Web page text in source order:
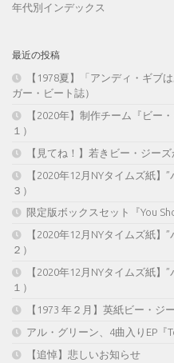
年代別インデックス
最近の投稿
【1978夏】「アンディ・ギブ
ガー・ビート誌）
【2020年】制作チーム『ビー
１）
【見てね！】若きビー・ジー
【2020年12月NYタイムズ紙】
３）
限定版ボックスセット『You
【2020年12月NYタイムズ紙】
２）
【2020年12月NYタイムズ紙】
１）
【1973 年２月】英紙ビー・ジ
アル・グリーン、4曲入りEP『
【追悼】悲しいお知らせ